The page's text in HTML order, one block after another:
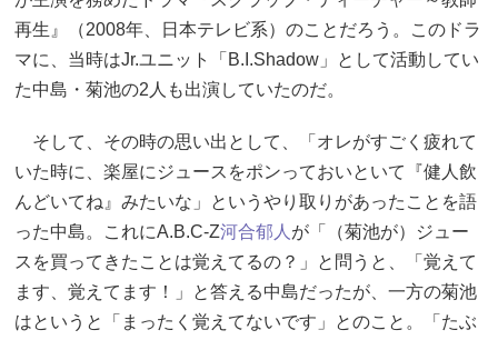
再生』（2008年、日本テレビ系）のことだろう。このドラ
マに、当時はJr.ユニット「B.I.Shadow」として活動してい
た中島・菊池の2人も出演していたのだ。
そして、その時の思い出として、「オレがすごく疲れて
いた時に、楽屋にジュースをポンっておいといて『健人飲
んどいてね』みたいな」というやり取りがあったことを語
った中島。これにA.B.C-Z河合郁人 が「（菊池が）ジュー
スを買ってきたことは覚えてるの？」と問うと、「覚えて
ます、覚えてます！」と答える中島だったが、一方の菊池
はというと「まったく覚えてないです」とのこと。「たぶ